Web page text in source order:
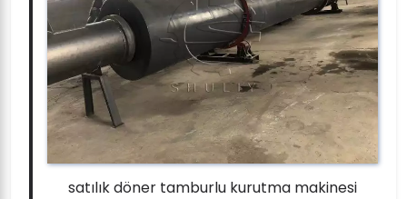
satılık döner tamburlu kurutma makinesi